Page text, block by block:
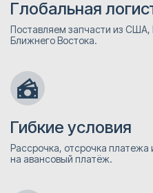
Глобальная
Поставляем запчасти из США,
Ближнего Востока.
Гибкие условия
Рассрочка, отсрочка платежа
на авансовый платёж.